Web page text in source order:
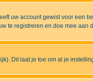
uw account gewist voor een
te registreren en doe mee aan
Dit laat je toe om al je